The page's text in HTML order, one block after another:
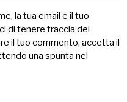
la tua email e il tuo
di tenere traccia dei
il tuo commento, accetta il
una spunta nel